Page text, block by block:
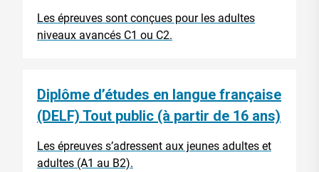
Les épreuves sont conçues pour les adultes
niveaux avancés C1 ou C2.
Diplôme d’études en langue française
(DELF) Tout public (à partir de 16 ans)
Les épreuves s’adressent aux jeunes adultes et
adultes (A1 au B2).